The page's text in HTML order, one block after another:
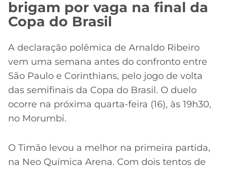
brigam por vaga na final da
Copa do Brasil
A declaração polêmica de Arnaldo Ribeiro
vem uma semana antes do confronto entre
São Paulo e Corinthians, pelo jogo de volta
das semifinais da Copa do Brasil. O duelo
ocorre na próxima quarta-feira (16), às 19h30,
no Morumbi.
O Timão levou a melhor na primeira partida,
na Neo Química Arena. Com dois tentos de